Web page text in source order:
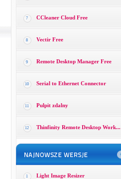
7 CCleaner Cloud Free
8 Vectir Free
9 Remote Desktop Manager Free
10 Serial to Ethernet Connector
11 Pulpit zdalny
12 Thinfinity Remote Desktop Work...
1 Light Image Resizer